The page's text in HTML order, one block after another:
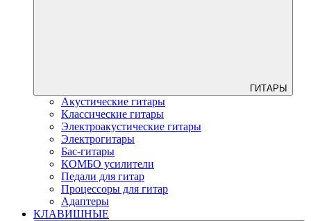
ГИТАРЫ
Акустические гитары
Классические гитары
Электроакустические гитары
Электрогитары
Бас-гитары
КОМБО усилители
Педали для гитар
Процессоры для гитар
Адаптеры
КЛАВИШНЫЕ